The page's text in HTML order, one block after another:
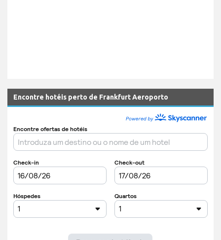
Encontre hotéis perto de Frankfurt Aeroporto